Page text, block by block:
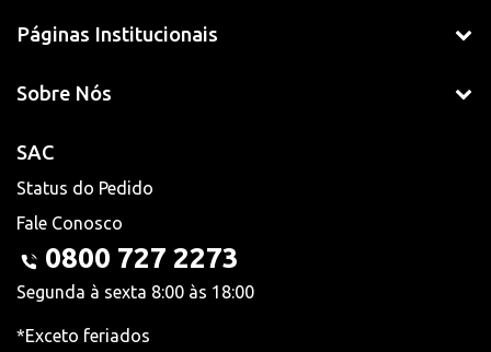
Páginas Institucionais
Sobre Nós
SAC
Status do Pedido
Fale Conosco
0800 727 2273
Segunda à sexta 8:00 às 18:00
*Exceto feriados